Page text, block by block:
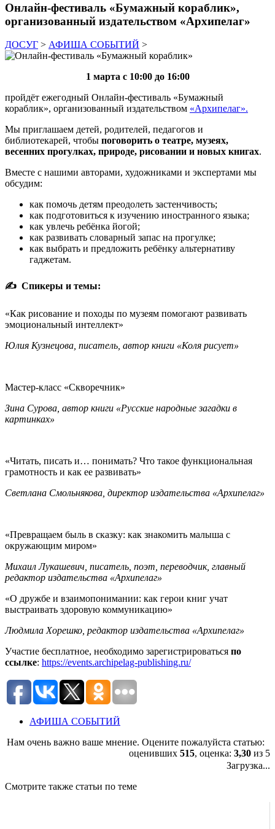
Онлайн-фестиваль «Бумажный кораблик»,
организованный издательством «Архипелаг»
ДОСУГ > АФИША СОБЫТИЙ >
1 марта с 10:00 до 16:00
пройдёт ежегодный Онлайн-фестиваль «Бумажный
кораблик», организованный издательством «Архипелаг».
Мы приглашаем детей, родителей, педагогов и
библиотекарей, чтобы поговорить о театре, музеях,
весенних прогулках, природе, рисовании и новых книгах.
Вместе с нашими авторами, художниками и экспертами мы
обсудим:
как помочь детям преодолеть застенчивость;
как подготовиться к изучению иностранного языка;
как увлечь ребёнка йогой;
как развивать словарный запас на прогулке;
как выбрать и предложить ребёнку альтернативу
гаджетам.
✍ Спикеры и темы:
«Как рисование и походы по музеям помогают развивать
эмоциональный интеллект»
Юлия Кузнецова, писатель, автор книги «Коля рисует»
Мастер-класс «Скворечник»
Зина Сурова, автор книги «Русские народные загадки в
картинках»
«Читать, писать и… понимать? Что такое функциональная
грамотность и как ее развивать»
Светлана Смольнякова, директор издательства «Архипелаг»
«Превращаем быль в сказку: как знакомить малыша с
окружающим миром»
Михаил Лукашевич, писатель, поэт, переводчик, главный
редактор издательства «Архипелаг»
«О дружбе и взаимопонимании: как герои книг учат
выстраивать здоровую коммуникацию»
Людмила Хорешко, редактор издательства «Архипелаг»
Участие бесплатное, необходимо зарегистрироваться по
ссылке: https://events.archipelag-publishing.ru/
АФИША СОБЫТИЙ
Нам очень важно ваше мнение. Оцените пожалуйста статью:
оценивших 515, оценка: 3,30 из 5
Загрузка...
Смотрите также статьи по теме